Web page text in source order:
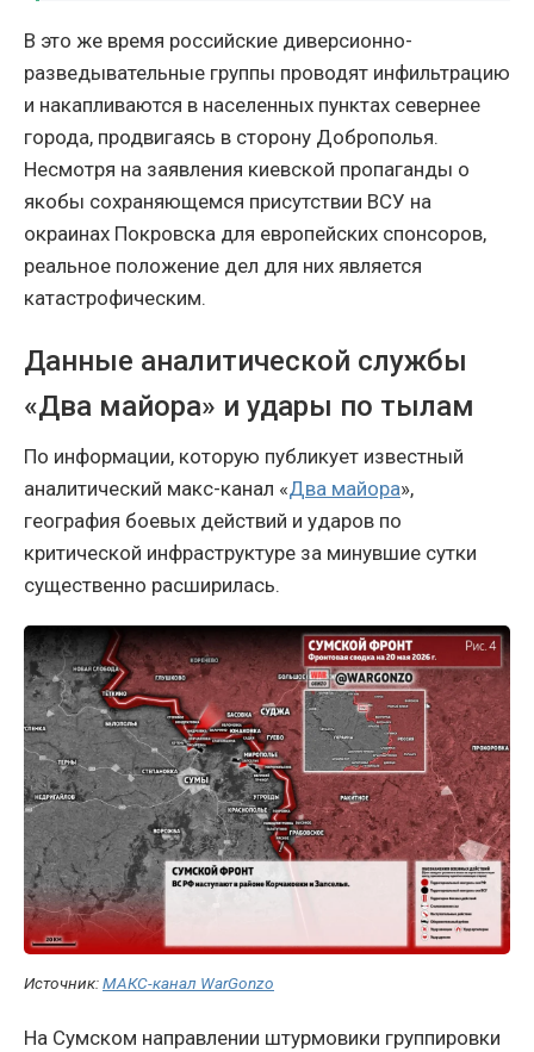
В это же время российские диверсионно-
разведывательные группы проводят инфильтрацию
и накапливаются в населенных пунктах севернее
города, продвигаясь в сторону Доброполья.
Несмотря на заявления киевской пропаганды о
якобы сохраняющемся присутствии ВСУ на
окраинах Покровска для европейских спонсоров,
реальное положение дел для них является
катастрофическим.
Данные аналитической службы
«Два майора» и удары по тылам
По информации, которую публикует известный
аналитический макс-канал «Два майора»,
география боевых действий и ударов по
критической инфраструктуре за минувшие сутки
существенно расширилась.
Источник:МАКС-канал WarGonzo
На Сумском направлении штурмовики группировки